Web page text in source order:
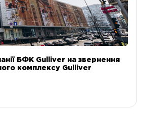
БФК Gulliver на звернення
комплексу Gulliver